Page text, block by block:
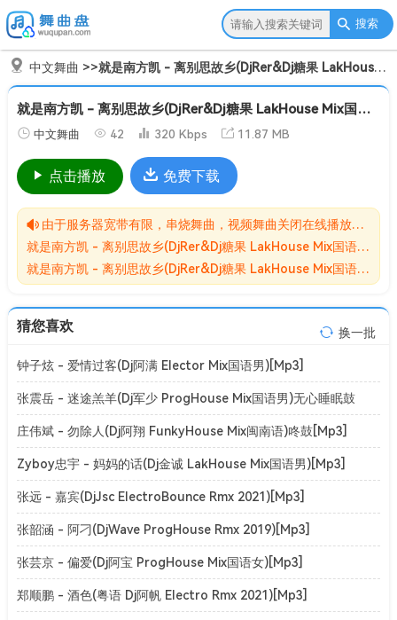
搜索
中文舞曲 >>就是南方凯 - 离别思故乡(DjRer&Dj糖果 LakHouse Mix国语女)Dj糖果提供[Mp3]
就是南方凯 - 离别思故乡(DjRer&Dj糖果 LakHouse Mix国语女)Dj糖果提供[Mp3]
中文舞曲 42 320 Kbps 11.87 MB
点击播放 免费下载
由于服务器宽带有限，串烧舞曲，视频舞曲关闭在线播放功能,请转存到自己的网盘在进行播放！！！
就是南方凯 - 离别思故乡(DjRer&Dj糖果 LakHouse Mix国语女)Dj糖果提供[Mp3]无损MP3歌曲免费下载储存于夸克网盘，夸克网盘为阿里旗下，资源转存到自己的网盘可以在线播放与下载。
就是南方凯 - 离别思故乡(DjRer&Dj糖果 LakHouse Mix国语女)Dj糖果提供[Mp3]网盘下载收集于网络，作品版权为原作者所有。如本站有侵害到您权益的歌曲请来信告知我们，我们会立即删除侵害到您权益的内容。
猜您喜欢 换一批
钟子炫 - 爱情过客(Dj阿满 Elector Mix国语男)[Mp3]
张震岳 - 迷途羔羊(Dj军少 ProgHouse Mix国语男)无心睡眠鼓
v2[Mp3]
庄伟斌 - 勿除人(Dj阿翔 FunkyHouse Mix闽南语)咚鼓[Mp3]
Zyboy忠宇 - 妈妈的话(Dj金诚 LakHouse Mix国语男)[Mp3]
张远 - 嘉宾(DjJsc ElectroBounce Rmx 2021)[Mp3]
张韶涵 - 阿刁(DjWave ProgHouse Rmx 2019)[Mp3]
张芸京 - 偏爱(Dj阿宝 ProgHouse Mix国语女)[Mp3]
郑顺鹏 - 酒色(粤语 Dj阿帆 Electro Rmx 2021)[Mp3]